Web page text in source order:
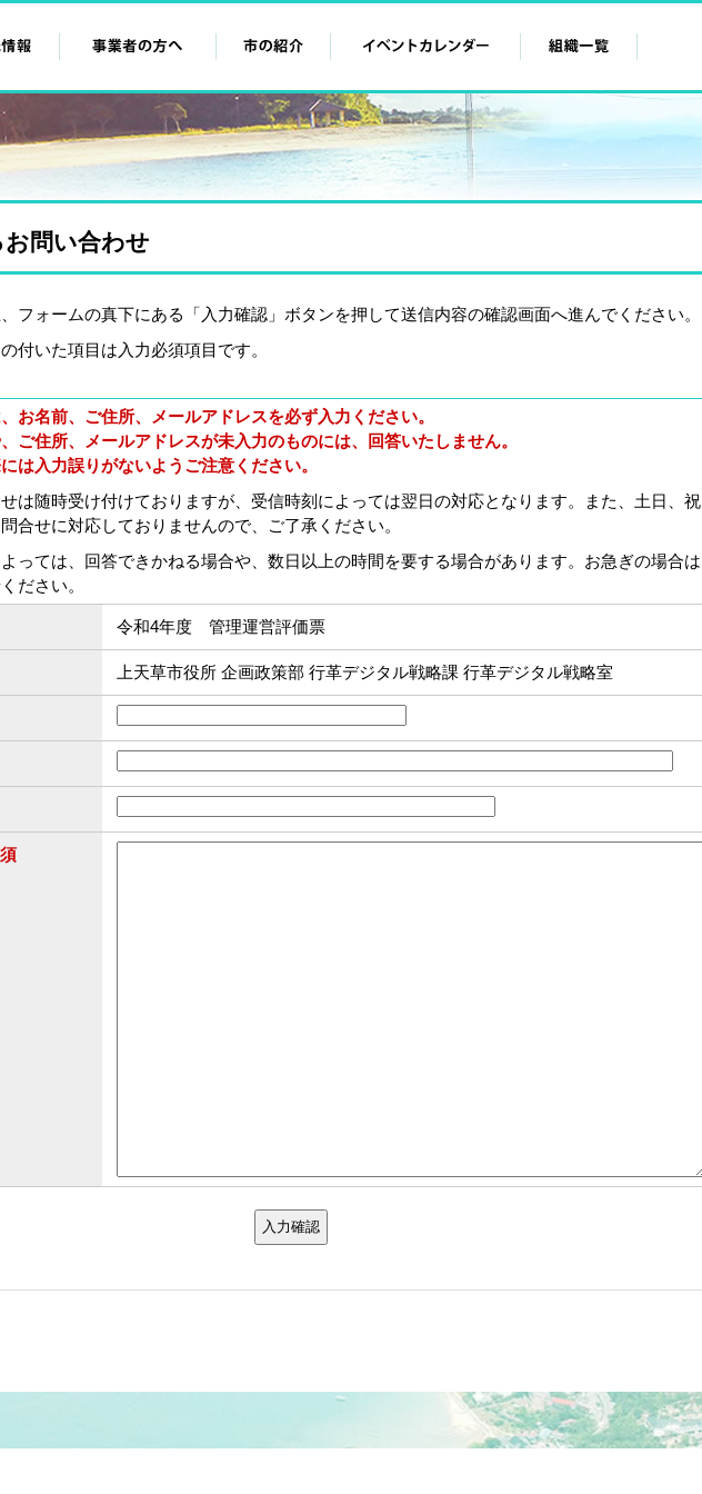
問い合わせ
フォームの真下にある「入力確認」ボタンを押して送信内容の確認画面へ進んでください。
の付いた項目は入力必須項目です。
お名前、ご住所、メールアドレスを必ず入力ください。
ご住所、メールアドレスが未入力のものには、回答いたしません。
は入力誤りがないようご注意ください。
は随時受け付けておりますが、受信時刻によっては翌日の対応となります。また、土日、祝
合せに対応しておりませんので、ご了承ください。
っては、回答できかねる場合や、数日以上の時間を要する場合があります。お急ぎの場合は
ださい。
令和4年度 管理運営評価票
上天草市役所 企画政策部 行革デジタル戦略課 行革デジタル戦略室